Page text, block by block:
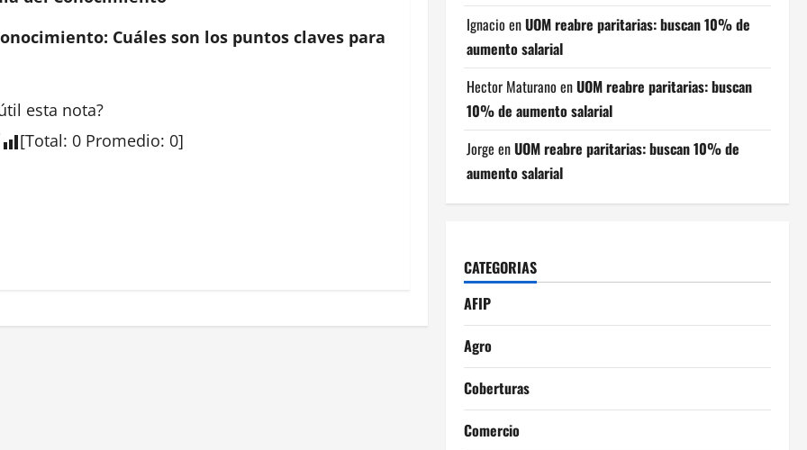
Cuáles son los puntos claves para
esta nota?
[Total: 0 Promedio: 0]
Ignacio enUOM reabre paritarias: buscan 10% de
aumento salarial
Hector Maturano enUOM reabre paritarias: buscan
10% de aumento salarial
Jorge enUOM reabre paritarias: buscan 10% de
aumento salarial
CATEGORIAS
AFIP
Agro
Coberturas
Comercio